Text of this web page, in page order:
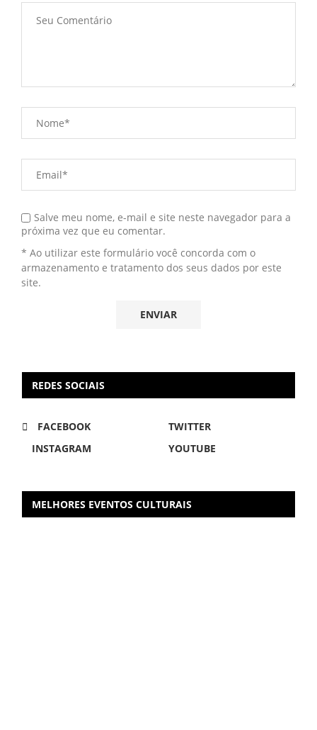
Salve meu nome, e-mail e site neste navegador para a
próxima vez que eu comentar.
* Ao utilizar este formulário você concorda com o
armazenamento e tratamento dos seus dados por este
site.
REDES SOCIAIS
FACEBOOK
TWITTER
INSTAGRAM
YOUTUBE
MELHORES EVENTOS CULTURAIS